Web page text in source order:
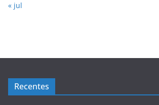
« jul
Recentes